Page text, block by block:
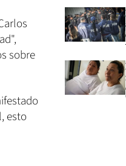
sobre
esto